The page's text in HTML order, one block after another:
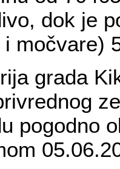
dok je
močvare)
grada
pogodno